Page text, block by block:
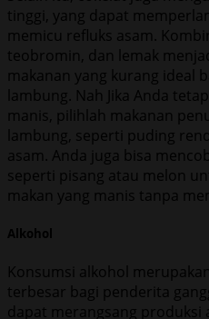
tinggi, yang dapat
memicu refluks asam.
teobromin, dan lemak
makanan yang kurang ideal
lambung. Nah Jika Anda
manis, pilihlah makanan
lambung, seperti puding
asam. Anda juga bisa
seperti pisang atau melon
makan yang manis tanpa
Alkohol
Konsumsi alkohol
terbesar bagi penderita
dapat merangsang produksi